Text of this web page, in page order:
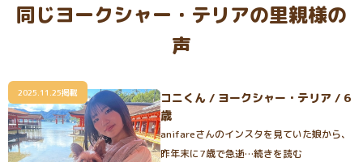
同じヨークシャー・テリアの里親様の
声
2025.11.25掲載
コニくん / ヨークシャー・テリア / 6
歳
anifareさんのインスタを見ていた娘から、
昨年末に7歳で急逝…続きを読む